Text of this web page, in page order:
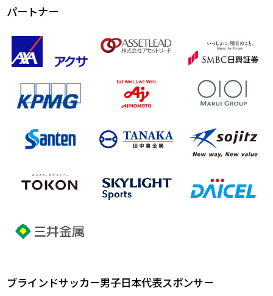
パートナー
ブラインドサッカー男子日本代表スポンサー